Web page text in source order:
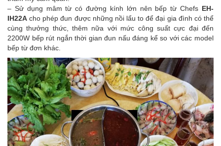
– Sử dụng mâm từ có đường kính lớn nên bếp từ Chefs EH-
IH22A cho phép đun được những nồi lẩu to để đại gia đình có thể
cùng thưởng thức, thêm nữa với mức công suất cực đại đến
2200W bếp rút ngắn thời gian đun nấu đáng kể so với các model
bếp từ đơn khác.